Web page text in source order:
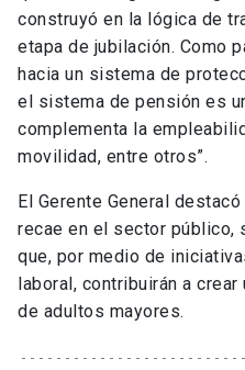
construyó en la lógica de
etapa de jubilación. Como
hacia un sistema de
el sistema de pensión es
complementa la
movilidad, entre otros”.
El Gerente General
recae en el sector público,
que, por medio de
laboral, contribuirán a
de adultos mayores.